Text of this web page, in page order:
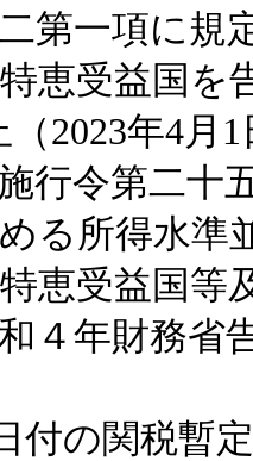
第一項に規
恵受益国を
2023年4月
行令第二十
る所得水準
恵受益国等
４年財務省
付の関税暫